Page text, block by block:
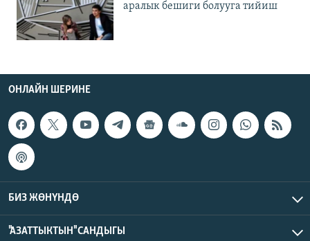
аралык бешиги болууга тийиш
ОНЛАЙН ШЕРИНЕ
БИЗ ЖӨНҮНДӨ
"АЗАТТЫКТЫН" САНДЫГЫ